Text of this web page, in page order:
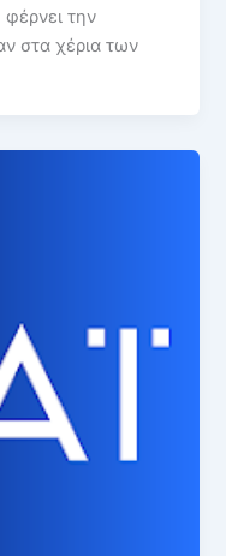
την
στα χέρια των